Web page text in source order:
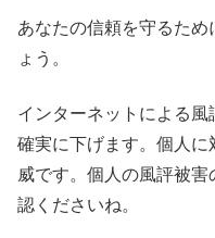
あなたの信頼を守るた
ょう。
インターネットによる
確実に下げます。個人
威です。個人の風評被
認くださいね。